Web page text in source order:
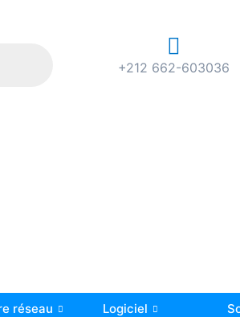
+212 662-603036
réseau Logiciel